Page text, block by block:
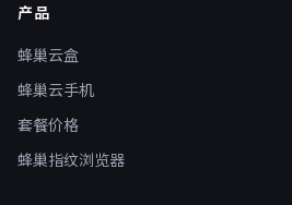
产品
蜂巢云盒
蜂巢云手机
套餐价格
蜂巢指纹浏览器